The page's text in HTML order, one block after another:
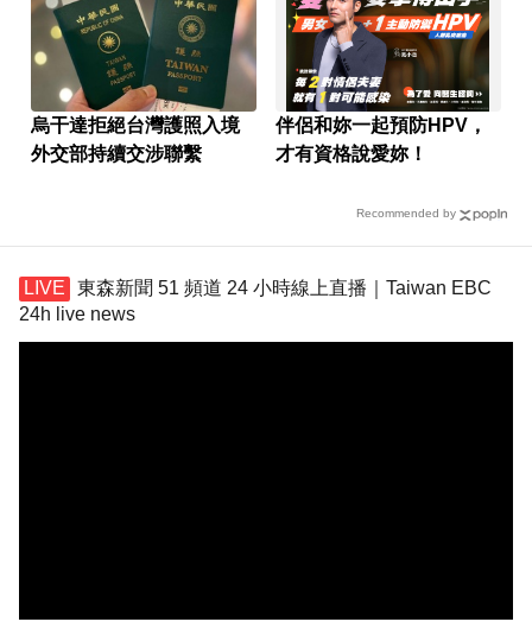
烏干達拒絕台灣護照入境
外交部持續交涉聯繫
伴侶和妳一起預防HPV，
才有資格說愛妳！
Recommended by
東森新聞 51 頻道 24 小時線上直播｜Taiwan EBC
24h live news